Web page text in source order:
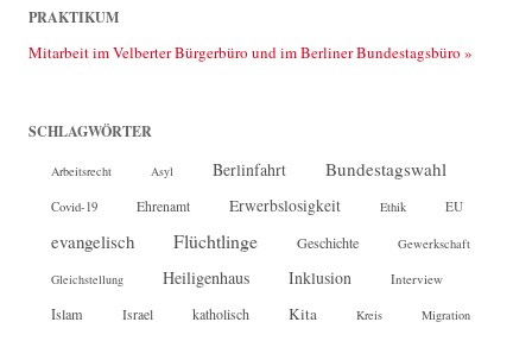
PRAKTIKUM
Mitarbeit im Velberter Bürgerbüro und im Berliner Bundestagsbüro »
SCHLAGWÖRTER
Arbeitsrecht Asyl Berlinfahrt Bundestagswahl
Covid-19 Ehrenamt Erwerbslosigkeit Ethik EU
evangelisch Flüchtlinge Geschichte Gewerkschaft
Gleichstellung Heiligenhaus Inklusion Interview
Islam Israel katholisch Kita Kreis Migration